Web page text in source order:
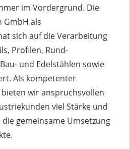
im Vordergrund. Die
GmbH als
sich auf die Verarbeitung
Profilen, Rund-
und Edelstählen sowie
Als kompetenter
wir anspruchsvollen
viel Stärke und
gemeinsame Umsetzung